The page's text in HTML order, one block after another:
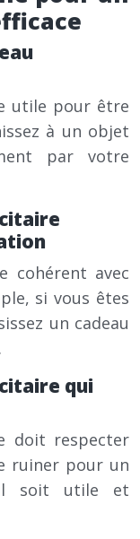
utile pour être
à un objet
par votre
cohérent avec
si vous êtes
un cadeau
qui
doit respecter
ruiner pour un
soit utile et